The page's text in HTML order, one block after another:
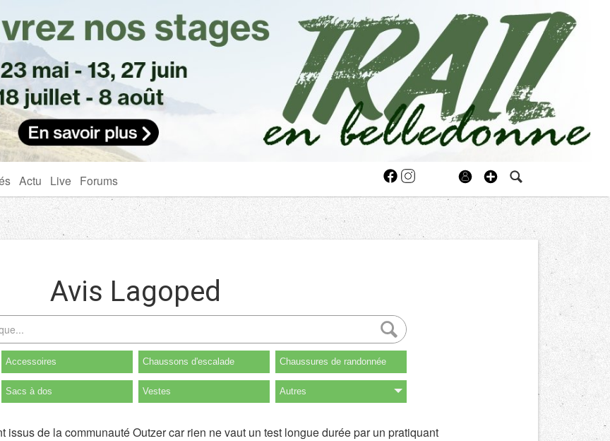
Actu Live Forums
Avis Lagoped
Accessoires Chaussons d'escalade Chaussures de randonnée
Sacs à dos Vestes Autres
issus de la communauté Outzer car rien ne vaut un test longue durée par un pratiquant